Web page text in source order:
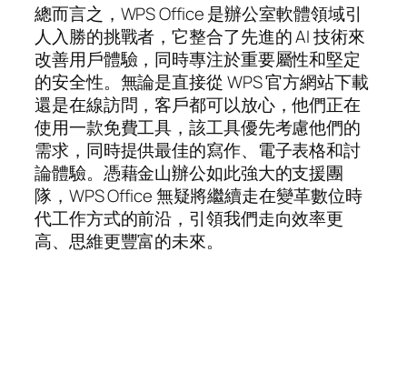
總而言之，WPS Office 是辦公室軟體領域引
人入勝的挑戰者，它整合了先進的 AI 技術來
改善用戶體驗，同時專注於重要屬性和堅定
的安全性。無論是直接從 WPS 官方網站下載
還是在線訪問，客戶都可以放心，他們正在
使用一款免費工具，該工具優先考慮他們的
需求，同時提供最佳的寫作、電子表格和討
論體驗。憑藉金山辦公如此強大的支援團
隊，WPS Office 無疑將繼續走在變革數位時
代工作方式的前沿，引領我們走向效率更
高、思維更豐富的未來。